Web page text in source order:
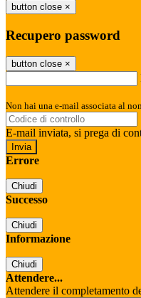
button close ×
Recupero password
button close ×
Non hai una e-mail associata al
E-mail inviata, si prega di
Errore
Chiudi
Successo
Chiudi
Informazione
Chiudi
Attendere...
Attendere il completamento